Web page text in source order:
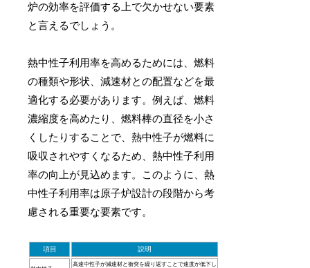
炉の効率を評価する上で欠かせない要素
と言えるでしょう。
熱中性子利用率を高めるためには、燃料
の種類や形状、減速材との配置などを最
適化する必要があります。例えば、燃料
濃縮度を高めたり、燃料棒の直径を小さ
くしたりすることで、熱中性子が燃料に
吸収されやすくなるため、熱中性子利用
率の向上が見込めます。このように、熱
中性子利用率は原子炉設計の段階から考
慮される重要な要素です。
項目 説明
高速中性子が減速材と衝突を繰り返すことで速度が低下し